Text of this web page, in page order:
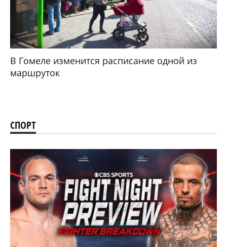
В Гомеле изменится расписание одной из
маршруток
СПОРТ